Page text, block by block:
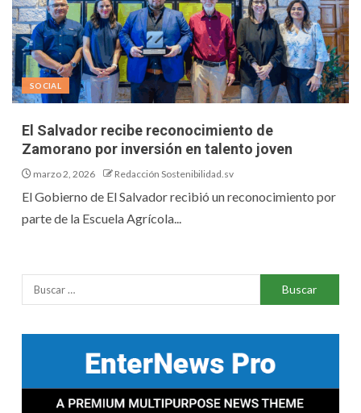
SOCIAL
El Salvador recibe reconocimiento de
Zamorano por inversión en talento joven
marzo 2, 2026 Redacción Sostenibilidad.sv
El Gobierno de El Salvador recibió un reconocimiento por
parte de la Escuela Agrícola...